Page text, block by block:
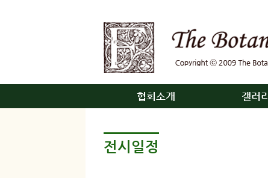
협회소개 갤러리
전시일정